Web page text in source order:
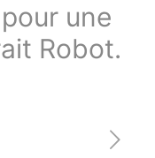
une
Robot.